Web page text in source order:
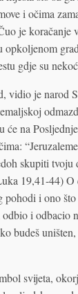
i očima
je koračanje
opkoljenom
gdje su
vidio je narod
na
skupiti
19,41-44)
i ono
i odbacio
budeš
svijeta,